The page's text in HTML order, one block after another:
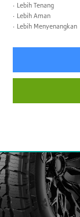
Lebih Tenang
Lebih Aman
Lebih Menyenangkan